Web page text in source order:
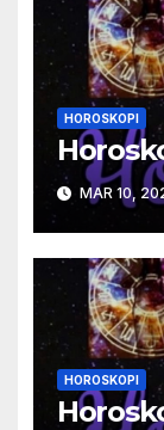
HOROSKOPI
MAR 10,
HOROSKOPI